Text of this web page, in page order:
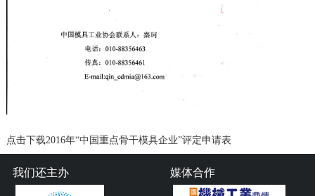
点击下载2016年“中国重点骨干模具企业”评定申请表
媒体合作
我们还主办